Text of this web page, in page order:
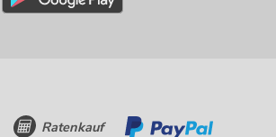
Ratenkauf